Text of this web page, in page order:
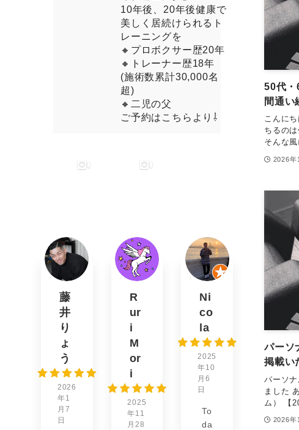
50代・
間通い
こんに
ちるの
そんな
2026年
パーソ
掲載い
パーソ
ました
ム） 【
2026年
10年後、20年後健康で
美しく居続けられるト
レーニングを
🔸プロボクサー歴20年
🔸トレーナー歴18年
(施術数累計30,000名
超)
🔸二児の父
ご予約はこちらより⇩
藤
井
り
ょ
う
2026
年1
月7
日
R
ur
i
M
or
i
2025
年11
月28
Ni
co
la
2025
年10
月6
日
To
da